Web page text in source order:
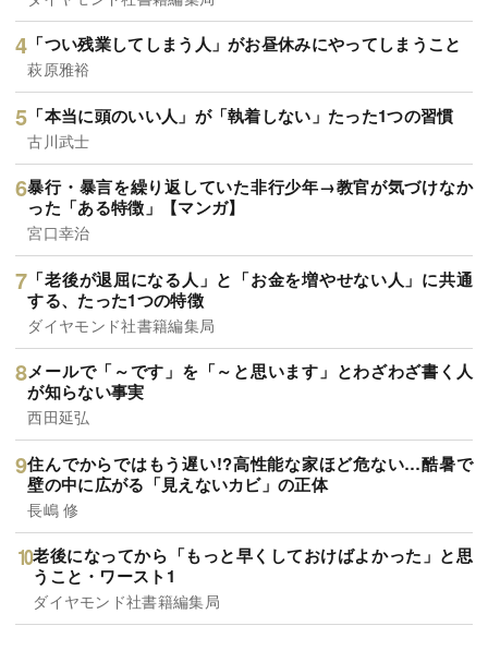
「つい残業してしまう人」がお昼休みにやってしまうこと
萩原雅裕
「本当に頭のいい人」が「執着しない」たった1つの習慣
古川武士
暴行・暴言を繰り返していた非行少年→教官が気づけなか
った「ある特徴」【マンガ】
宮口幸治
「老後が退屈になる人」と「お金を増やせない人」に共通
する、たった1つの特徴
ダイヤモンド社書籍編集局
メールで「～です」を「～と思います」とわざわざ書く人
が知らない事実
西田延弘
住んでからではもう遅い!?高性能な家ほど危ない…酷暑で
壁の中に広がる「見えないカビ」の正体
長嶋 修
老後になってから「もっと早くしておけばよかった」と思
うこと・ワースト1
ダイヤモンド社書籍編集局